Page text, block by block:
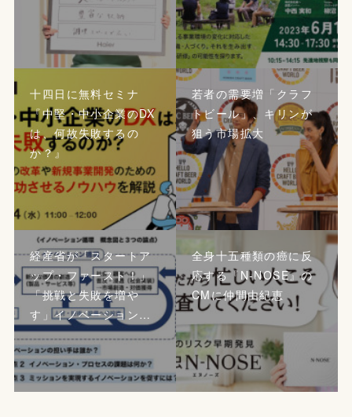
十四日に無料セミナ
『中堅・中小企業のDX
は、何故失敗するの
か？』
若者の需要増「クラフ
トビール」、キリンが
狙う市場拡大
経産省が「スタートア
ップ・ファースト！」
「挑戦と失敗を増や
す」イノベーション…
全身十五種類の癌に反
応する『N-NOSE』の
CMに仲間由紀恵